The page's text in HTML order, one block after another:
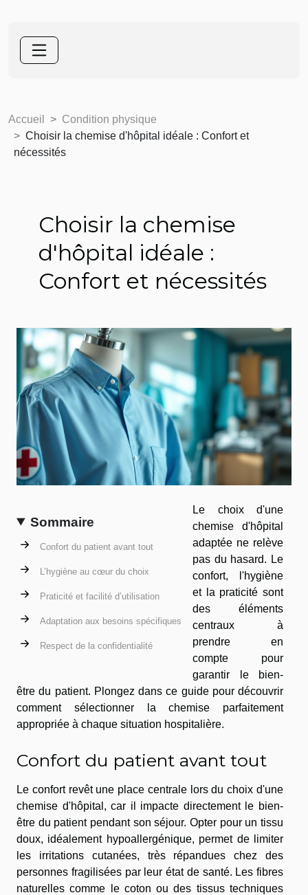
Accueil
Condition physique
Choisir la chemise d'hôpital idéale : Confort et
nécessités
Choisir la chemise
d'hôpital idéale :
Confort et nécessités
Sommaire
Confort du patient avant tout
L’hygiène au cœur du choix
Praticité et facilité d’utilisation
Adaptation aux besoins spécifiques
Respect de la confidentialité
Le choix d'une
chemise d'hôpital
adaptée ne relève
pas du hasard. Le
confort, l'hygiène
et la praticité sont
des éléments
centraux à
prendre en
compte pour
garantir le bien-
être du patient. Plongez dans ce guide pour découvrir
comment sélectionner la chemise parfaitement
appropriée à chaque situation hospitalière.
Confort du patient avant tout
Le confort revêt une place centrale lors du choix d'une
chemise d'hôpital, car il impacte directement le bien-
être du patient pendant son séjour. Opter pour un tissu
doux, idéalement hypoallergénique, permet de limiter
les irritations cutanées, très répandues chez des
personnes fragilisées par leur état de santé. Les fibres
naturelles comme le coton ou des tissus techniques